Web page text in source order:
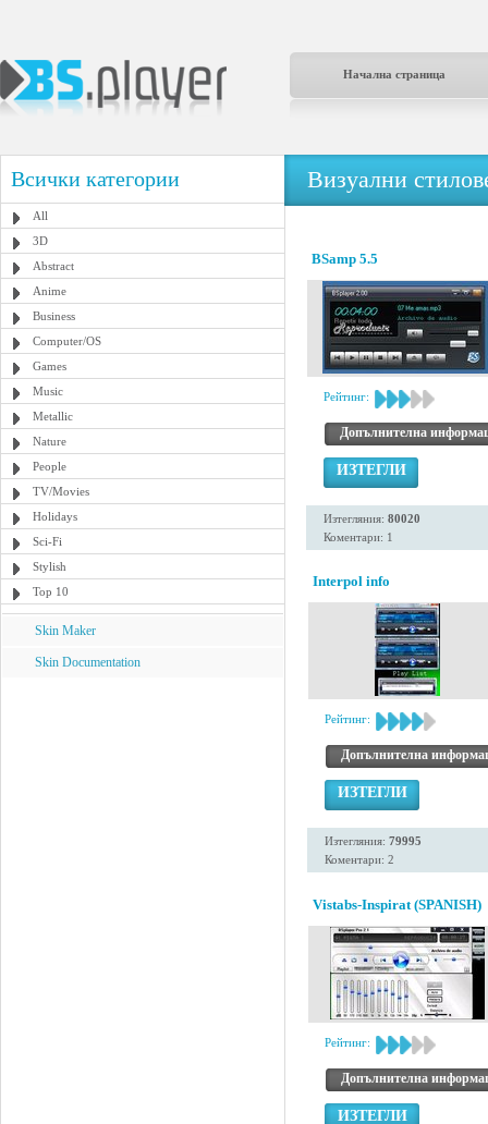
Начална страница
Всички категории
All
3D
Abstract
Anime
Business
Computer/OS
Games
Music
Metallic
Nature
People
TV/Movies
Holidays
Sci-Fi
Stylish
Top 10
Skin Maker
Skin Documentation
Визуални
BSamp 5.5
Рейтинг:
Допълнителна
ИЗТЕГЛИ
Изтегляния: 80020
Коментари: 1
Interpol info
Рейтинг:
Допълнителна
ИЗТЕГЛИ
Изтегляния: 79995
Коментари: 2
Vistabs-Inspirat (SPANISH)
Рейтинг:
Допълнителна
ИЗТЕГЛИ